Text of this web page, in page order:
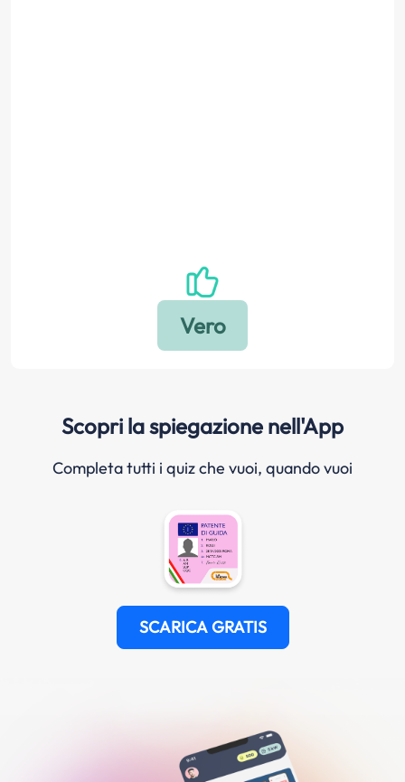
Scopri la spiegazione nell'App
Completa tutti i quiz che vuoi, quando vuoi
SCARICA GRATIS